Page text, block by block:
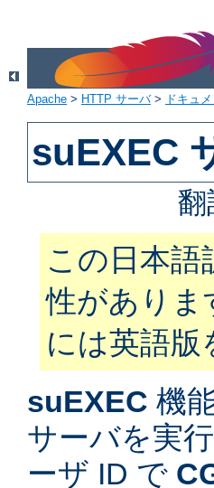
Apache > HTTP サーバ> ドキュ
suEXEC
翻
この日本
性がありま
には英語版
suEXEC 機
サーバを実
ーザ ID で